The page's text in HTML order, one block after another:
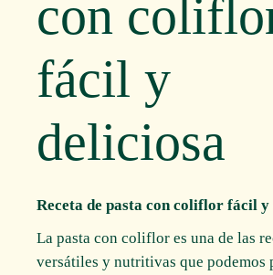
con
fácil y
deliciosa
Receta de pasta con coliflor fácil y
La pasta con coliflor es una de las
versátiles y nutritivas que podemos